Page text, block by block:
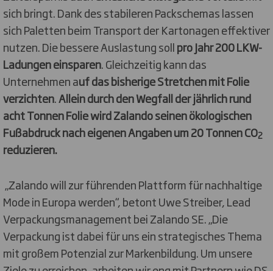
sich bringt. Dank des stabileren Packschemas lassen
sich Paletten beim Transport der Kartonagen effektiver
nutzen. Die bessere Auslastung sollpro Jahr 200 LKW-
Ladungen einsparen. Gleichzeitig kann das
Unternehmen auf das bisherige Stretchen mit Folie
verzichten.Allein durch den Wegfall der jährlich rund
acht Tonnen Folie wird Zalando seinen ökologischen
Fußabdruck nach eigenen Angaben um 20 Tonnen CO2
reduzieren.
„Zalando will zur führenden Plattform für nachhaltige
Mode in Europa werden“, betont Uwe Streiber, Lead
Verpackungsmanagement bei Zalando SE. „Die
Verpackung ist dabei für uns ein strategisches Thema
mit großem Potenzial zur Markenbildung. Um unsere